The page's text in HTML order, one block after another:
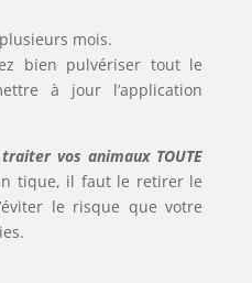
mois.
bien pulvériser tout le
à jour l’application
traiter vos animaux TOUTE
tique, il faut le retirer le
le risque que votre